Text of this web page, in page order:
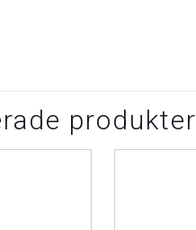
produkter